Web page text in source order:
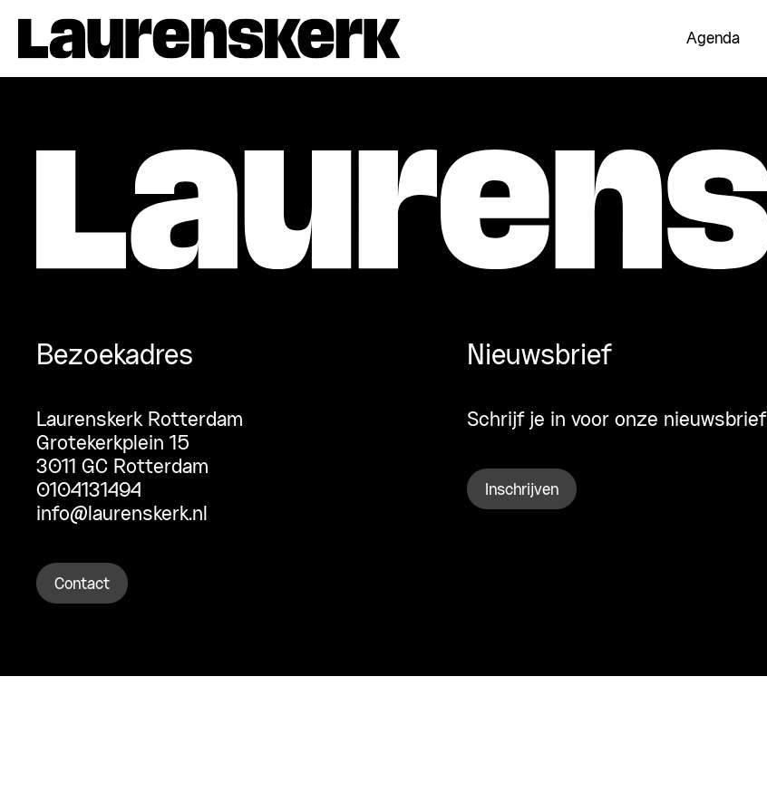
Agenda
Bezoekadres
Laurenskerk Rotterdam
Grotekerkplein 15
3011 GC Rotterdam
0104131494
info@laurenskerk.nl
Contact
Nieuwsbrief
Schrijf je in voor onze nieuwsbrief
Inschrijven